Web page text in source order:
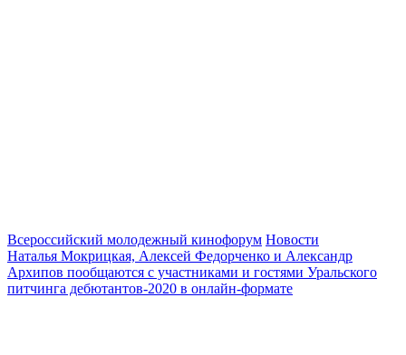
Всероссийский молодежный кинофорум Новости
Наталья Мокрицкая, Алексей Федорченко и Александр
Архипов пообщаются с участниками и гостями Уральского
питчинга дебютантов-2020 в онлайн-формате